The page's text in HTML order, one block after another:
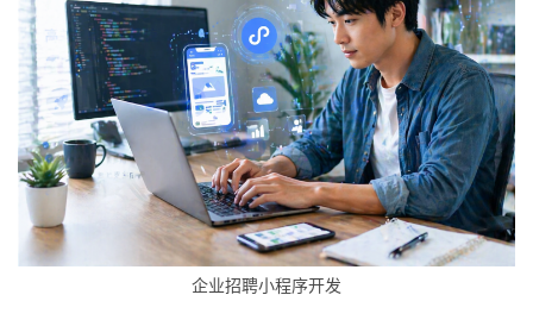
案
例
服
务
H
5
企业招聘小程序开发